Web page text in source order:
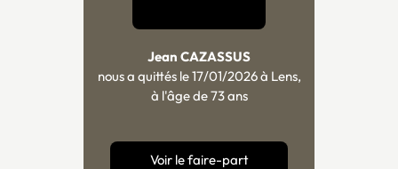
Jean CAZASSUS
nous a quittés le 17/01/2026 à Lens,
à l'âge de 73 ans
Voir le faire-part